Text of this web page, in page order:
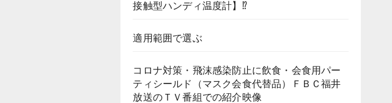
接触型ハンディ温度計】⁉
適用範囲で選ぶ
コロナ対策・飛沫感染防止に飲食・会食用パー
ティシールド（マスク会食代替品）ＦＢＣ福井
放送のＴＶ番組での紹介映像